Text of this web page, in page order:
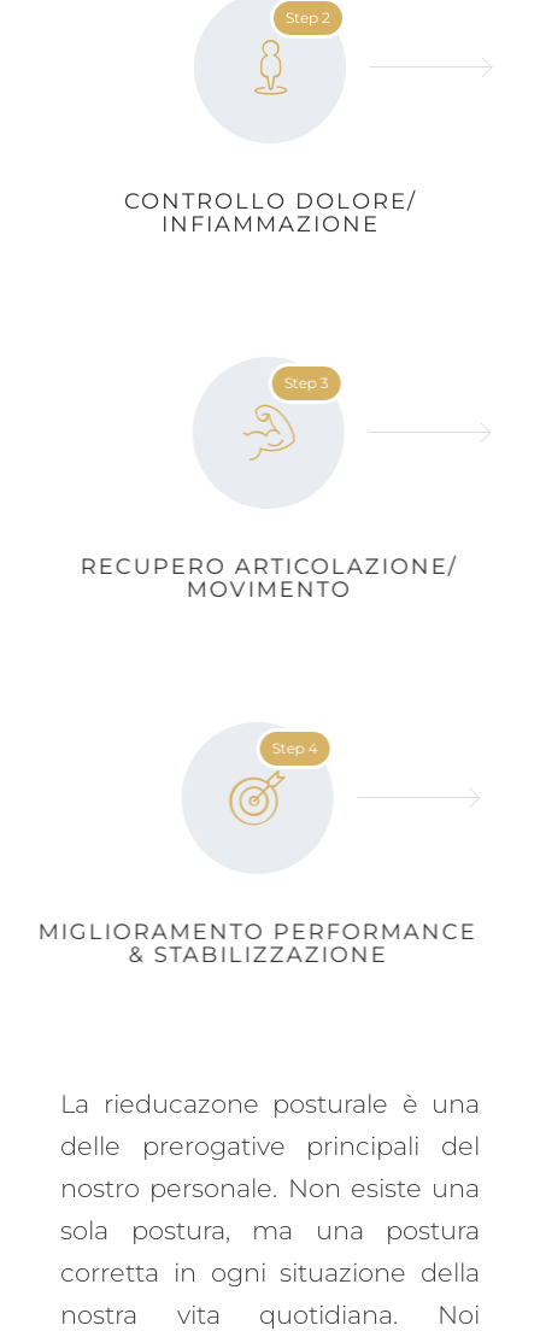
Step 2
CONTROLLO DOLORE/
INFIAMMAZIONE
Step 3
RECUPERO ARTICOLAZIONE/
MOVIMENTO
Step 4
MIGLIORAMENTO PERFORMANCE
& STABILIZZAZIONE
La rieducazone posturale è una
delle prerogative principali del
nostro personale. Non esiste una
sola postura, ma una postura
corretta in ogni situazione della
nostra vita quotidiana. Noi